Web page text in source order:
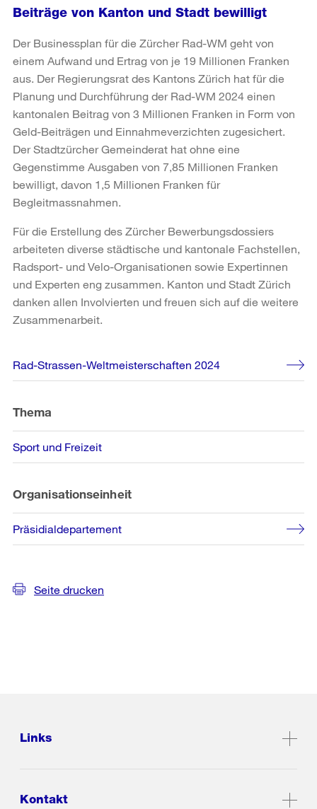
Beiträge von Kanton und Stadt bewilligt
Der Businessplan für die Zürcher Rad-WM geht von
einem Aufwand und Ertrag von je 19 Millionen Franken
aus. Der Regierungsrat des Kantons Zürich hat für die
Planung und Durchführung der Rad-WM 2024 einen
kantonalen Beitrag von 3 Millionen Franken in Form von
Geld-Beiträgen und Einnahmeverzichten zugesichert.
Der Stadtzürcher Gemeinderat hat ohne eine
Gegenstimme Ausgaben von 7,85 Millionen Franken
bewilligt, davon 1,5 Millionen Franken für
Begleitmassnahmen.
Für die Erstellung des Zürcher Bewerbungsdossiers
arbeiteten diverse städtische und kantonale Fachstellen,
Radsport- und Velo-Organisationen sowie Expertinnen
und Experten eng zusammen. Kanton und Stadt Zürich
danken allen Involvierten und freuen sich auf die weitere
Zusammenarbeit.
Weitere
Informationen
Rad-Strassen-Weltmeisterschaften 2024
Thema
Sport und Freizeit
Organisationseinheit
Präsidialdepartement
Seite drucken
Links
Kontakt